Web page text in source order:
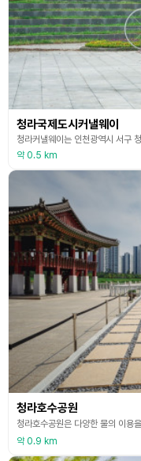
청라국제도시커낼웨이
약 0.5 km
청라호수공원
약 0.9 km